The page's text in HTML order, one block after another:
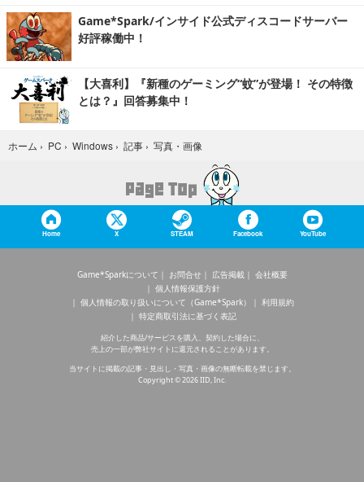
Game*Spark/インサイド公式ディスコードサーバー
好評稼働中！
【大喜利】『新種のゲーミング“蚊”が登場！ その特徴
とは？』回答募集中！
ホーム › PC › Windows › 記事 › 写真・画像
Home X STEAM Facebook YouTube
Game*Sparkについて お問合せ 広告掲載
会社概要
個人情報保護方針
個人情報の取り扱いについて（Game*Spark）
利用規約
特定商取引法に基づく表記
紹介した商品/サービスを購入、契約した場合に、
売上の一部が弊社サイトに還元されることがあります。
当サイトに掲載の記事・見出し・写真・画像の無断転載を禁じます。
Copyright © 2026 IID, Inc.